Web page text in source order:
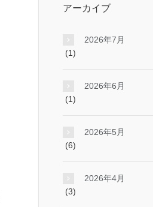
アーカイブ
2026年7月
(1)
2026年6月
(1)
2026年5月
(6)
2026年4月
(3)